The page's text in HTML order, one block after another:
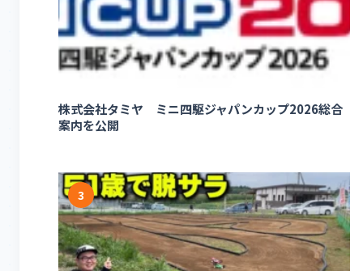
株式会社タミヤ ミニ四駆ジャパンカップ2026総合
案内を公開
3